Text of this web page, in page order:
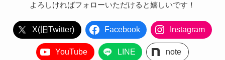
よろしければフォローいただけると嬉しいです！
X(旧Twitter) Facebook Instagram
YouTube LINE note